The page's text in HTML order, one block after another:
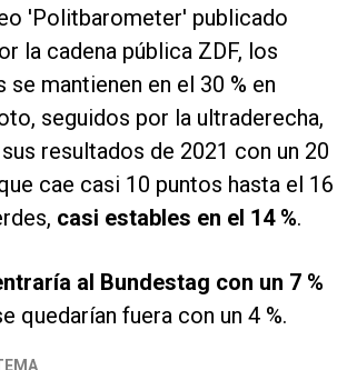
'Politbarometer' publicado
la cadena pública ZDF, los
se mantienen en el 30 % en
seguidos por la ultraderecha,
resultados de 2021 con un 20
cae casi 10 puntos hasta el 16
casi estables en el 14 %.
al Bundestag con un 7 %
quedarían fuera con un 4 %.